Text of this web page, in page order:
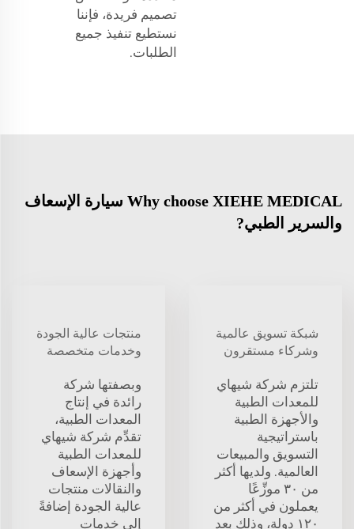
تصميم فريدة، فإننا
نستطيع تنفيذ جميع
الطلبات.
Why choose XIEHE MEDICAL سيارة الإسعاف
والسرير الطبي?
شبكة تسويق عالمية
وشركاء مستقرون
تلتزم شركة شيهاي
للمعدات الطبية
والأجهزة الطبية
باستراتيجية
التسويق والمبيعات
العالمية. ولديها أكثر
من ٣٠ موزِّعًا
يعملون في أكثر من
١٢٠ دولة، وذلك بعد
منتجات عالية الجودة
وخدمات متخصصة
وبصفتها شركة
رائدة في إنتاج
المعدات الطبية،
تقدِّم شركة شيهاي
للمعدات الطبية
وأجهزة الإسعاف
والنقالات منتجات
عالية الجودة إضافةً
إلى خدمات